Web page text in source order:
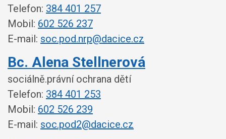
Telefon: 384 401 257
Mobil: 602 526 237
E-mail: soc.pod.nrp@dacice.cz
Bc. Alena Stellnerová
sociálně.právní ochrana dětí
Telefon: 384 401 253
Mobil: 602 526 239
E-mail: soc.pod2@dacice.cz